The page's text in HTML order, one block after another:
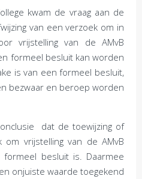
kwam de vraag aan de
van een verzoek om in
vrijstelling van de AMvB
formeel besluit kan worden
is van een formeel besluit,
bezwaar en beroep worden
dat de toewijzing of
om vrijstelling van de AMvB
formeel besluit is. Daarmee
onjuiste waarde toegekend